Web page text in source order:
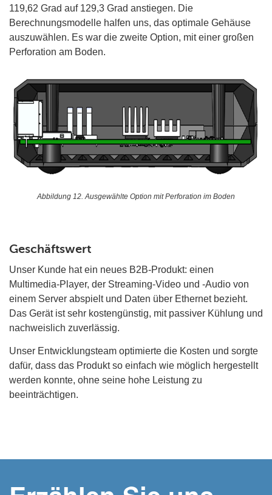
119,62 Grad auf 129,3 Grad anstiegen. Die
Berechnungsmodelle halfen uns, das optimale Gehäuse
auszuwählen. Es war die zweite Option, mit einer großen
Perforation am Boden.
Abbildung 12. Ausgewählte Option mit Perforation im Boden
Geschäftswert
Unser Kunde hat ein neues B2B-Produkt: einen
Multimedia-Player, der Streaming-Video und -Audio von
einem Server abspielt und Daten über Ethernet bezieht.
Das Gerät ist sehr kostengünstig, mit passiver Kühlung und
nachweislich zuverlässig.
Unser Entwicklungsteam optimierte die Kosten und sorgte
dafür, dass das Produkt so einfach wie möglich hergestellt
werden konnte, ohne seine hohe Leistung zu
beeinträchtigen.